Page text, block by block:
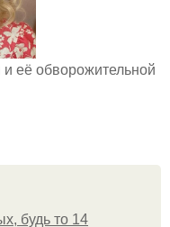
её обворожительной
будь то 14